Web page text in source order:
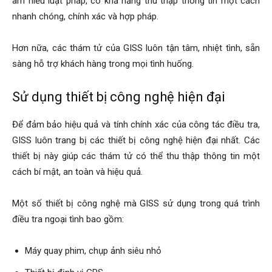
phòng,
dịch
thám
nhanh chóng, chính xác và hợp pháp.
Hơn nữa, các thám tử của GISS luôn tận tâm, nhiệt tình, sẵn
sàng hỗ trợ khách hàng trong mọi tình huống.
Sử dụng thiết bị công nghệ hiện đại
Để đảm bảo hiệu quả và tính chính xác của công tác điều tra,
GISS luôn trang bị các thiết bị công nghệ hiện đại nhất. Các
thiết bị này giúp các thám tử có thể thu thập thông tin một
cách bí mật, an toàn và hiệu quả.
Một số thiết bị công nghệ mà GISS sử dụng trong quá trình
điều tra ngoại tình bao gồm:
Máy quay phim, chụp ảnh siêu nhỏ